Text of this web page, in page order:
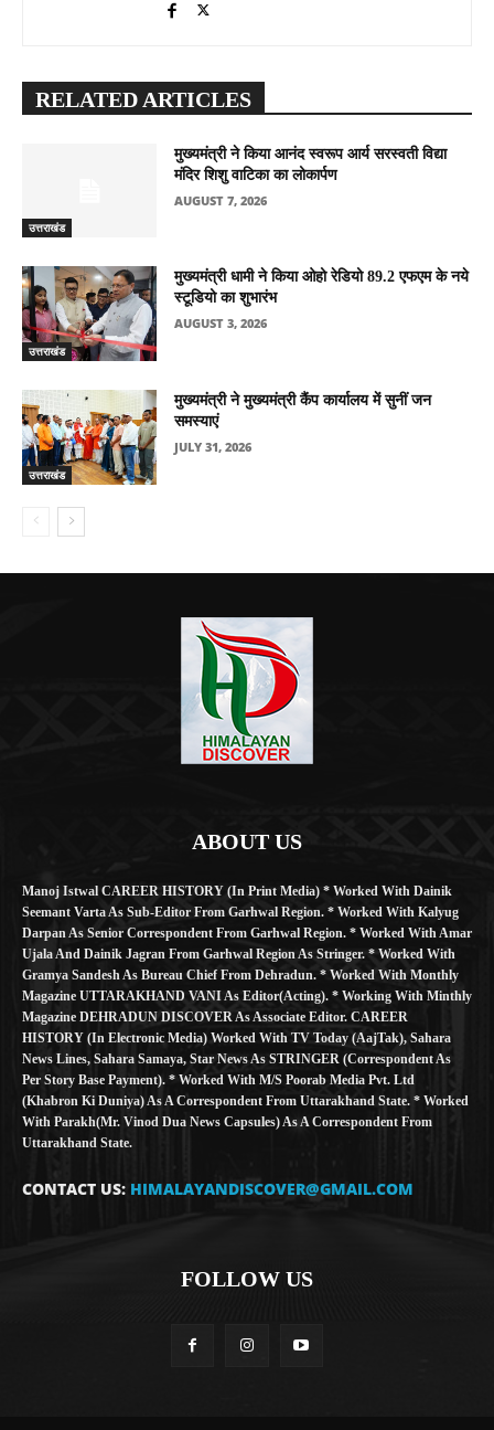
RELATED ARTICLES
उत्तराखंड
मुख्यमंत्री ने किया आनंद स्वरूप आर्य सरस्वती विद्या
मंदिर शिशु वाटिका का लोकार्पण
AUGUST 7, 2026
उत्तराखंड
मुख्यमंत्री धामी ने किया ओहो रेडियो 89.2 एफएम के नये
स्टूडियो का शुभारंभ
AUGUST 3, 2026
उत्तराखंड
मुख्यमंत्री ने मुख्यमंत्री कैंप कार्यालय में सुनीं जन
समस्याएं
JULY 31, 2026
ABOUT US
Manoj Istwal CAREER HISTORY (in Print Media) * Worked With Dainik
Seemant Varta As Sub-Editor From Garhwal Region. * Worked With Kalyug
Darpan As Senior Correspondent From Garhwal Region. * Worked With Amar
Ujala And Dainik Jagran From Garhwal Region As Stringer. * Worked With
Gramya Sandesh As Bureau Chief From Dehradun. * Worked With Monthly
Magazine UTTARAKHAND VANI As Editor(Acting). * Working With Minthly
Magazine DEHRADUN DISCOVER As Associate Editor. CAREER
HISTORY (in Electronic Media) Worked With TV Today (AajTak), Sahara
News Lines, Sahara Samaya, Star News As STRINGER (Correspondent As
Per Story Base Payment). * Worked With M/S Poorab Media Pvt. Ltd
(Khabron Ki Duniya) As A Correspondent From Uttarakhand State. * Worked
With Parakh(Mr. Vinod Dua News Capsules) As A Correspondent From
Uttarakhand State.
CONTACT US: HIMALAYANDISCOVER@GMAIL.COM
FOLLOW US